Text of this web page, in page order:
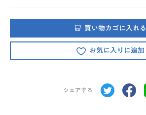
買い物カゴに入れる
お気に入りに追加
シェアする